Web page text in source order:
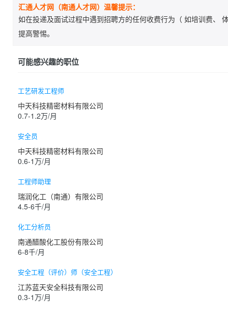
汇通人才网（南通人才网）温馨提示：
如在投递及面试过程中遇到招聘方的任何收费行为（ 如培训费、
提高警惕。
可能感兴趣的职位
工艺研发工程师
中天科技精密材料有限公司
0.7-1.2万/月
安全员
中天科技精密材料有限公司
0.6-1万/月
工程师助理
瑞润化工（南通）有限公司
4.5-6千/月
化工分析员
南通醋酸化工股份有限公司
6-8千/月
安全工程（评价）师（安全工程）
江苏蓝天安全科技有限公司
0.3-1万/月